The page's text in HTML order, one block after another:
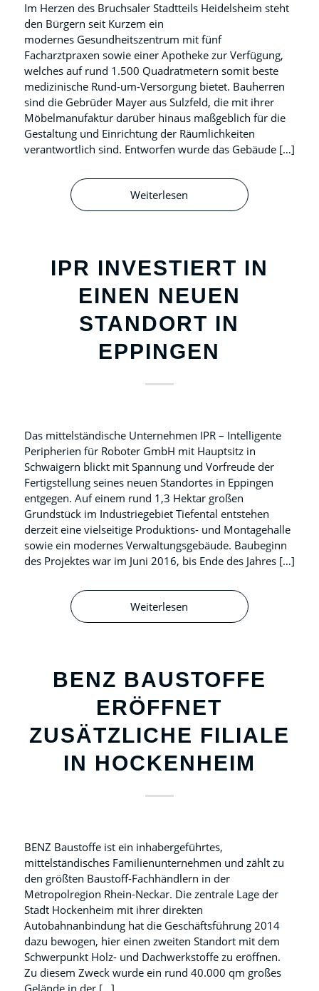
Im Herzen des Bruchsaler Stadtteils Heidelsheim steht
den Bürgern seit Kurzem ein
modernes Gesundheitszentrum mit fünf
Facharztpraxen sowie einer Apotheke zur Verfügung,
welches auf rund 1.500 Quadratmetern somit beste
medizinische Rund-um-Versorgung bietet. Bauherren
sind die Gebrüder Mayer aus Sulzfeld, die mit ihrer
Möbelmanufaktur darüber hinaus maßgeblich für die
Gestaltung und Einrichtung der Räumlichkeiten
verantwortlich sind. Entworfen wurde das Gebäude […]
Weiterlesen
IPR INVESTIERT IN
EINEN NEUEN
STANDORT IN
EPPINGEN
Das mittelständische Unternehmen IPR – Intelligente
Peripherien für Roboter GmbH mit Hauptsitz in
Schwaigern blickt mit Spannung und Vorfreude der
Fertigstellung seines neuen Standortes in Eppingen
entgegen. Auf einem rund 1,3 Hektar großen
Grundstück im Industriegebiet Tiefental entstehen
derzeit eine vielseitige Produktions- und Montagehalle
sowie ein modernes Verwaltungsgebäude. Baubeginn
des Projektes war im Juni 2016, bis Ende des Jahres […]
Weiterlesen
BENZ BAUSTOFFE
ERÖFFNET
ZUSÄTZLICHE FILIALE
IN HOCKENHEIM
BENZ Baustoffe ist ein inhabergeführtes,
mittelständisches Familienunternehmen und zählt zu
den größten Baustoff-Fachhändlern in der
Metropolregion Rhein-Neckar. Die zentrale Lage der
Stadt Hockenheim mit ihrer direkten
Autobahnanbindung hat die Geschäftsführung 2014
dazu bewogen, hier einen zweiten Standort mit dem
Schwerpunkt Holz- und Dachwerkstoffe zu eröffnen.
Zu diesem Zweck wurde ein rund 40.000 qm großes
Gelände in der […]